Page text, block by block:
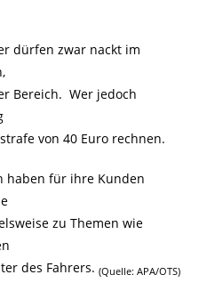
dürfen zwar nackt im
Bereich. Wer jedoch
von 40 Euro rechnen.
haben für ihre Kunden
zu Themen wie
des Fahrers. (Quelle: APA/OTS)